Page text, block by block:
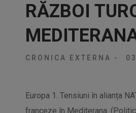
RĂZBOI
CRONICA EXTERNA -
Europa 1. Tensiuni în alianța
franceze în Mediterana.